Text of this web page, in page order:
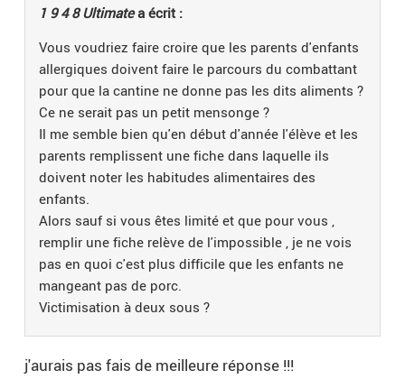
1 9 4 8 Ultimatea écrit :
Vous voudriez faire croire que les parents d'enfants
allergiques doivent faire le parcours du combattant
pour que la cantine ne donne pas les dits aliments ?
Ce ne serait pas un petit mensonge ?
Il me semble bien qu'en début d'année l'élève et les
parents remplissent une fiche dans laquelle ils
doivent noter les habitudes alimentaires des
enfants.
Alors sauf si vous êtes limité et que pour vous ,
remplir une fiche relève de l'impossible , je ne vois
pas en quoi c'est plus difficile que les enfants ne
mangeant pas de porc.
Victimisation à deux sous ?
j'aurais pas fais de meilleure réponse !!!